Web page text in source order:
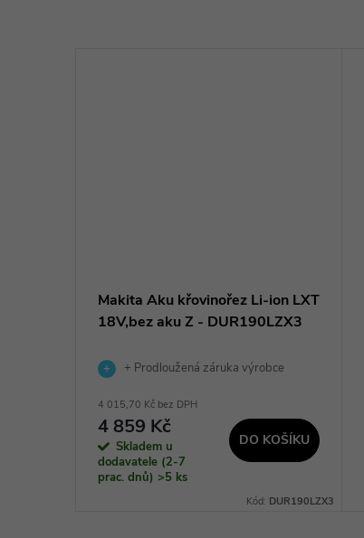
Makita Aku křovinořez Li-ion LXT
18V,bez aku Z - DUR190LZX3
+ Prodloužená záruka výrobce
4 015,70 Kč bez DPH
4 859 Kč
Skladem u
dodavatele (2-7
prac. dnů) >5 ks
DO KOŠÍKU
Kód: DUR190LZX3